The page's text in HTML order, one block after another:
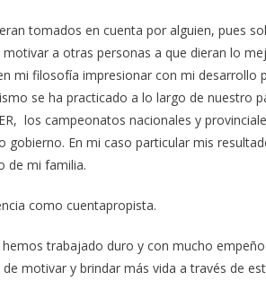
tomados en cuenta por alguien, pues
a otras personas a que dieran lo
mi filosofía impresionar con mi
se ha practicado a lo largo de nuestro
los campeonatos nacionales y
En mi caso particular mis
de mi familia.
como cuentapropista.
trabajado duro y con mucho
motivar y brindar más vida a través de